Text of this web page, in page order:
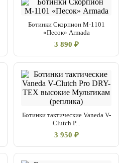
Ботинки Скорпион М-1101
«Песок» Armada
3 890 ₽
Ботинки тактические Vaneda V-
Clutch P...
3 950 ₽